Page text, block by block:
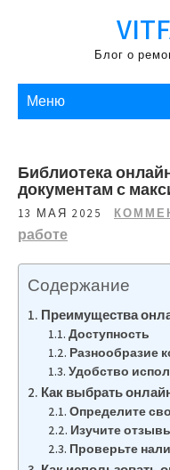
Блог о
Меню
Библиотека
документам с
13 МАЯ 2025
работе
Содержание
Преимущества
Доступность
Разнообразие
Удобство
Как выбрать
Определите
Изучите
Проверьте